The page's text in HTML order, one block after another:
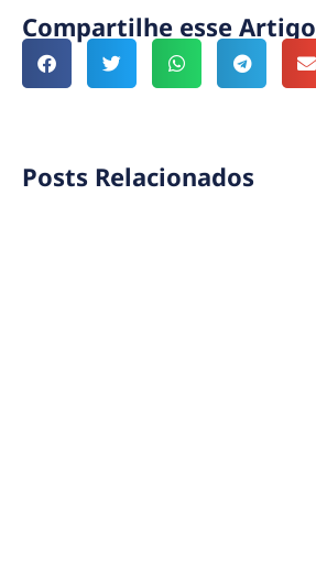
Compartilhe esse Artigo
Posts Relacionados